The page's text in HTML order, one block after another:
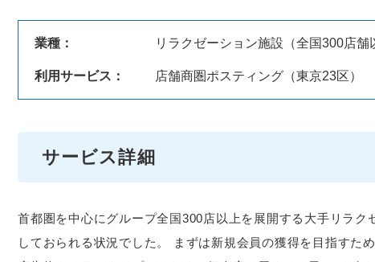
業種： リラクゼーション施設（全国300店舗
利用サービス： 店舗商圏ポスティング（東京23区）
サービス詳細
首都圏を中心にグループ全国300店以上を展開する大手リラ
しておられる状況でした。 まずは新規会員の獲得を目指すた